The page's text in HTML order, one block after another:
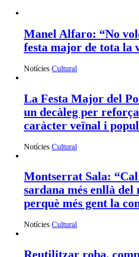
Manel Alfaro: “No
festa major de tota la
Notícies Cultural
La Festa Major del
un decàleg per
caràcter veïnal i
Notícies Cultural
Montserrat Sala:
sardana més enllà del
perquè més gent la
Notícies Cultural